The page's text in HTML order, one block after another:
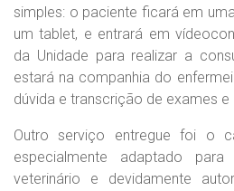
simples: o paciente ficará em
um tablet, e entrará em
da Unidade para realizar a
estará na companhia do
dúvida e transcrição de exames
Outro serviço entregue foi o
especialmente adaptado
veterinário e devidamente